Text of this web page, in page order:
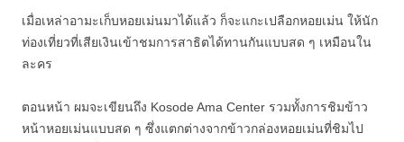
เมื่อเหล่าอามะเก็บหอยเม่นมาได้แล้ว ก็จะแกะเปลือกหอยเม่น ให้นัก
ท่องเที่ยวที่เสียเงินเข้าชมการสาธิตได้ทานกันแบบสด ๆ เหมือนใน
ละคร
ตอนหน้า ผมจะเขียนถึง Kosode Ama Center รวมทั้งการชิมข้าว
หน้าหอยเม่นแบบสด ๆ ซึ่งแตกต่างจากข้าวกล่องหอยเม่นที่ชิมไป